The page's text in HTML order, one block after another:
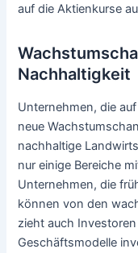
auf die Aktienkurse
Nachhaltigkeit
Unternehmen, die
neue
nachhaltige
nur einige Bereiche
Unternehmen, die
können von den
zieht auch
Geschäftsmodelle